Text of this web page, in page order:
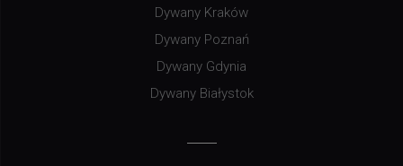
Dywany Kraków
Dywany Poznań
Dywany Gdynia
Dywany Białystok